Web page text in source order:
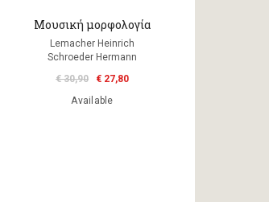
Μουσική μορφολογία
Lemacher Heinrich
Schroeder Hermann
€ 30,90
€ 27,80
Available